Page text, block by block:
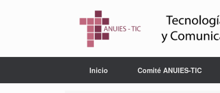
Inicio Comité ANUIES-TIC